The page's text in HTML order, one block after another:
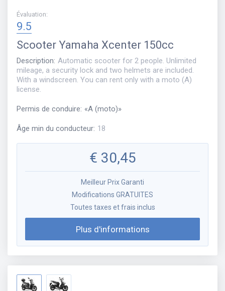
Évaluation:
9.5
Scooter Yamaha Xcenter 150cc
Description: Automatic scooter for 2 people. Unlimited
mileage, a security lock and two helmets are included.
With a windscreen. You can rent only with a moto (A)
license.
Permis de conduire: «A (moto)»
Âge min du conducteur: 18
€ 30,45
Meilleur Prix Garanti
Modifications GRATUITES
Toutes taxes et frais inclus
Plus d'informations